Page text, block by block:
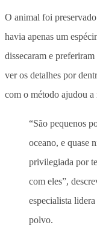
O animal foi
havia apenas um
dissecaram e
ver os detalhes por
com o método ajudou a
“São pequenos
oceano, e quase
privilegiada por
com eles”,
especialista
polvo.